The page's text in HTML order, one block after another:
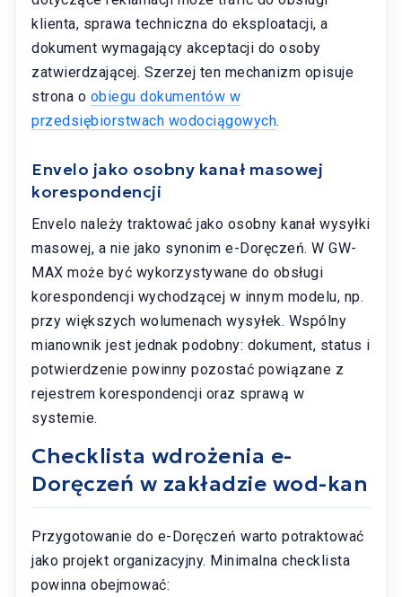
klienta, sprawa techniczna do eksploatacji, a
dokument wymagający akceptacji do osoby
zatwierdzającej. Szerzej ten mechanizm opisuje
strona o obiegu dokumentów w
przedsiębiorstwach wodociągowych.
Envelo jako osobny kanał masowej
korespondencji
Envelo należy traktować jako osobny kanał wysyłki
masowej, a nie jako synonim e-Doręczeń. W GW-
MAX może być wykorzystywane do obsługi
korespondencji wychodzącej w innym modelu, np.
przy większych wolumenach wysyłek. Wspólny
mianownik jest jednak podobny: dokument, status i
potwierdzenie powinny pozostać powiązane z
rejestrem korespondencji oraz sprawą w
systemie.
Checklista wdrożenia e-
Doręczeń w zakładzie wod-kan
Przygotowanie do e-Doręczeń warto potraktować
jako projekt organizacyjny. Minimalna checklista
powinna obejmować: